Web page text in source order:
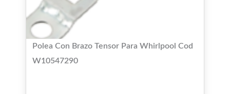
Polea Con Brazo Tensor Para Whirlpool Cod
W10547290